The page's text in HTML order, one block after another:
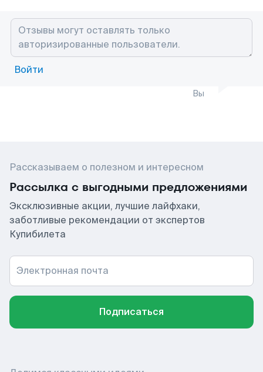
Войти
Вы
Рассказываем о полезном и интересном
Рассылка с выгодными предложениями
Эксклюзивные акции, лучшие лайфхаки,
заботливые рекомендации от экспертов
Купибилета
Электронная почта
Подписаться